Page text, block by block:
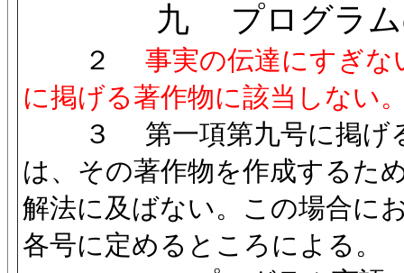
九 プログラムの
２ 事実の伝達にすぎな
に掲げる著作物に該当しない
３ 第一項第九号に掲げる
は、その著作物を作成するた
解法に及ばない。この場合に
各号に定めるところによる。